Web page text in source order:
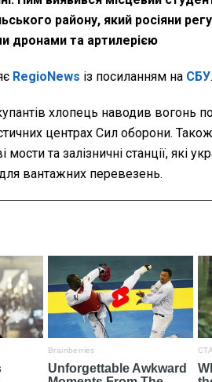
району, який росіяни
дронами та артилерією
RegioNews із посиланням на СБУ.
хлопець наводив вогонь
центрах Сил оборони.
та залізничні станції, які
вантажних перевезень.